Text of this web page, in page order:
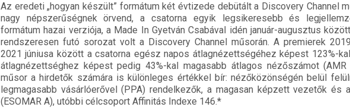
Az eredeti „hogyan készült” formátum két évtizede debütált a Discovery Channel
nagy népszerűségnek örvend, a csatorna egyik legsikeresebb és
formátum hazai verziója, a Made In Gyetván Csabával idén január-augusztus
rendszeresen futó sorozat volt a Discovery Channel műsorán. A premierek
2021 júniusa között a csatorna egész napos átlagnézettségéhez képest 123%-
átlagnézettséghez képest pedig 43%-kal magasabb átlagos nézőszámot
műsor a hirdetők számára is különleges értékkel bír: nézőközönségén belül
legmagasabb vásárlóerővel (PPA) rendelkezők, a magasan képzett vezetők és
(ESOMAR A), utóbbi célcsoport Affinitás Indexe 146.*